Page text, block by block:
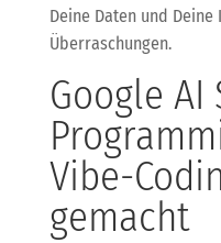
Deine Daten und
Überraschungen.
Google AI
Vibe-
gemacht